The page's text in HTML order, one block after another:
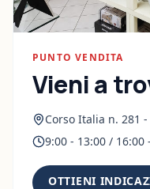
PUNTO VENDITA
Vieni a
Corso Italia n. 281
9:00 - 13:00 / 16:00
OTTIENI